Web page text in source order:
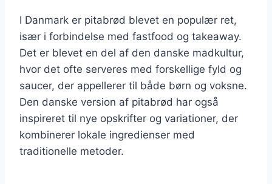
I Danmark er pitabrød blevet en populær ret,
især i forbindelse med fastfood og takeaway.
Det er blevet en del af den danske madkultur,
hvor det ofte serveres med forskellige fyld og
saucer, der appellerer til både børn og voksne.
Den danske version af pitabrød har også
inspireret til nye opskrifter og variationer, der
kombinerer lokale ingredienser med
traditionelle metoder.